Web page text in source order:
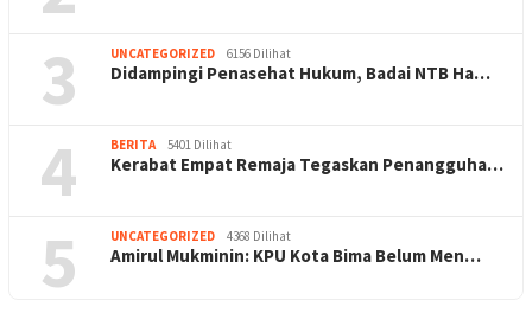
3 UNCATEGORIZED 6156 Dilihat
Didampingi Penasehat Hukum, Badai NTB Ha…
4 BERITA 5401 Dilihat
Kerabat Empat Remaja Tegaskan Penangguha…
5 UNCATEGORIZED 4368 Dilihat
Amirul Mukminin: KPU Kota Bima Belum Men…